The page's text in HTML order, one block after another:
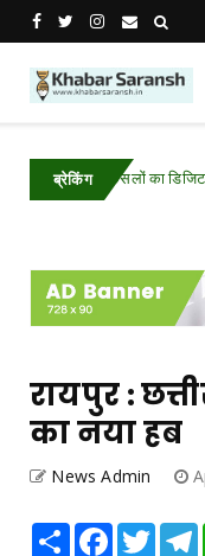
ब्रेकिंग
में खरीफ फसलों का डिजिटल
रायपुर :
का नया हब
News Admin
Share Facebook
Twitter